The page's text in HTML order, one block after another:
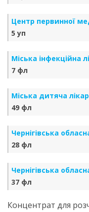
Центр первинної
5 уп
Міська інфекційна
7 фл
Міська дитяча
49 фл
Чернігівська
28 фл
Чернігівська
37 фл
Концентрат для